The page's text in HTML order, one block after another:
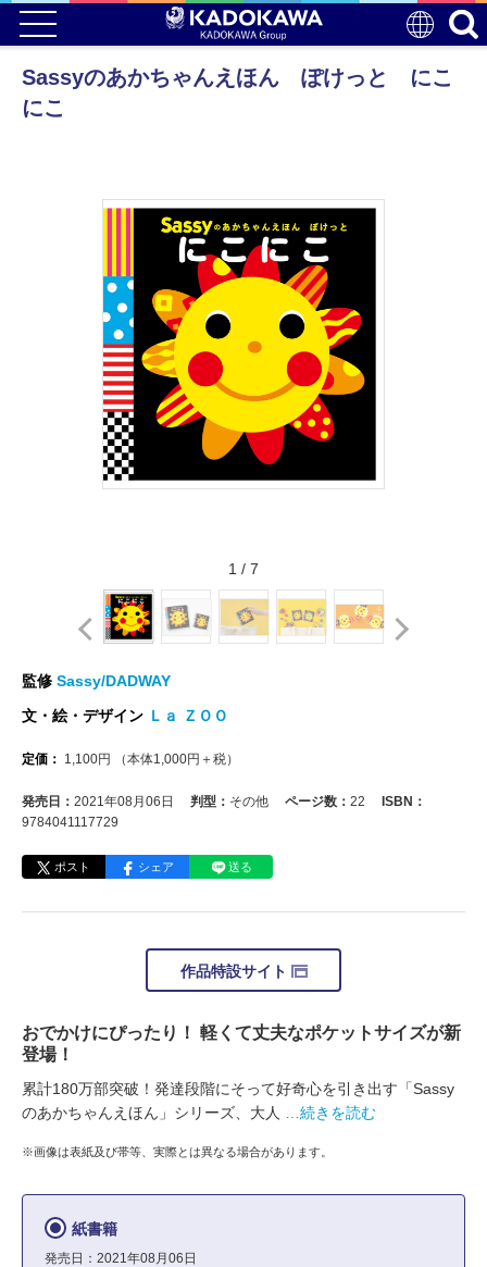
Sassyのあかちゃんえほん ぽけっと にこ
にこ
1 / 7
監修 Sassy/DADWAY
文・絵・デザイン Ｌａ ＺＯＯ
定価： 1,100円 （本体1,000円＋税）
発売日： 2021年08月06日 判型： その他 ページ数： 22
ISBN：
9784041117729
ポスト シェア 送る
作品特設サイト
おでかけにぴったり！ 軽くて丈夫なポケットサイズが新
登場！
累計180万部突破！発達段階にそって好奇心を引き出す「Sassy
のあかちゃんえほん」シリーズ、大人
…続きを読む
※画像は表紙及び帯等、実際とは異なる場合があります。
紙書籍
発売日：2021年08月06日